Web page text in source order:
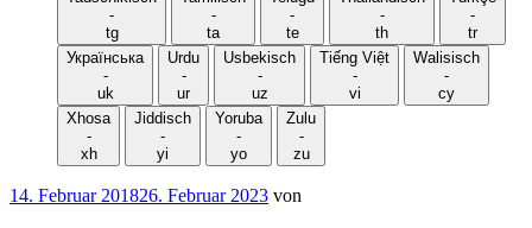
-
tg
-
ta
-
te
-
th
-
tr
Українська
-
uk
Urdu
-
ur
Usbekisch
-
uz
Tiếng Việt
-
vi
Walisisch
-
cy
Xhosa
-
xh
Jiddisch
-
yi
Yoruba
-
yo
Zulu
-
zu
Veröffentlicht
14. Februar 201826. Februar 2023 von